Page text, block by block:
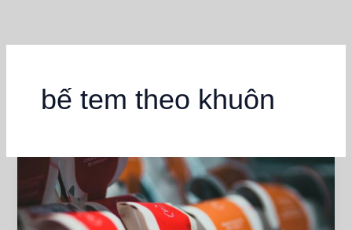
bế tem theo khuôn
Tem
Theo
Khuôn: